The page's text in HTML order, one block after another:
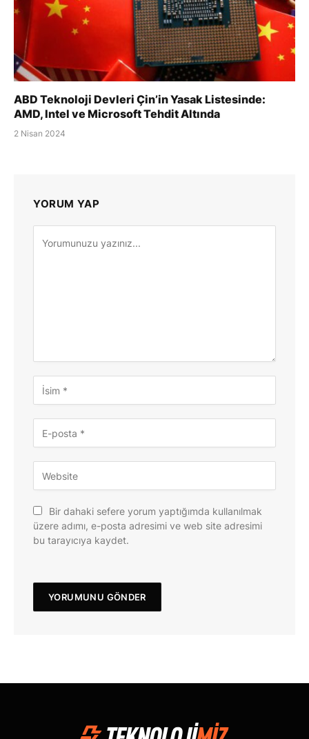
ABD Teknoloji Devleri Çin’in Yasak Listesinde:
AMD, Intel ve Microsoft Tehdit Altında
2 Nisan 2024
YORUM YAP
Bir dahaki sefere yorum yaptığımda kullanılmak
üzere adımı, e-posta adresimi ve web site adresimi
bu tarayıcıya kaydet.